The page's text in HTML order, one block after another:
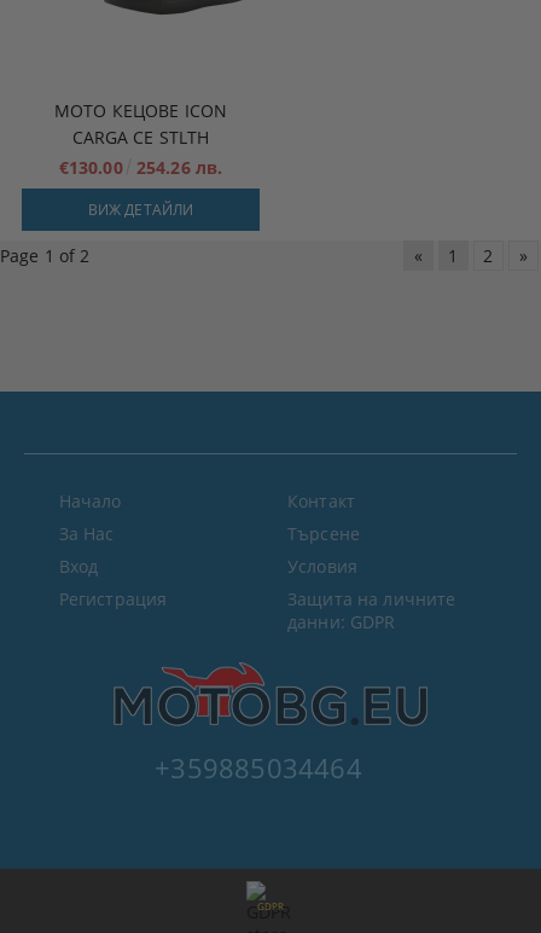
МОТО КЕЦОВЕ ICON
CARGA CE STLTH
€130.00 254.26 лв.
ВИЖ ДЕТАЙЛИ
Page 1 of 2 « 1 2 »
+359885034464
Начало
За Нас
Вход
Регистрация
Контакт
Търсене
Условия
Защита на личните
данни: GDPR
GDPR